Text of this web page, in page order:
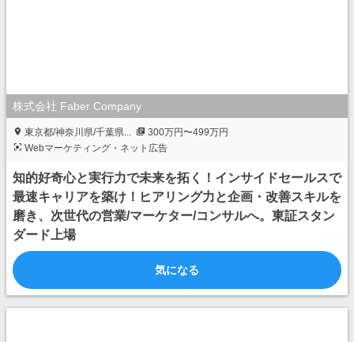
株式会社 Faber Company
東京都/神奈川県/千葉県...
300万円〜499万円
Webマーケティング・ネット広告
知的好奇心と実行力で未来を拓く！インサイドセールスで
最速キャリアを築け！ヒアリング力と企画・改善スキルを
磨き、次世代の営業/マーケター/コンサルへ。東証スタン
ダード上場
気になる